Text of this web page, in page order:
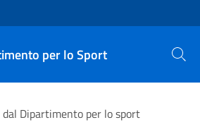
per lo Sport Cerca
Dipartimento per lo sport